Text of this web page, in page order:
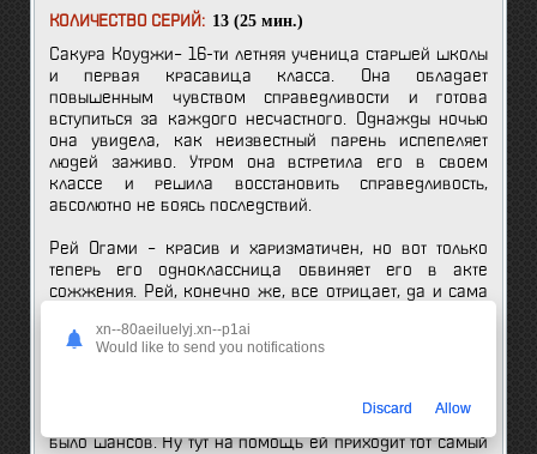
КОЛИЧЕСТВО СЕРИЙ: 13 (25 мин.)
Сакура Коуджи– 16-ти летняя ученица старшей школы
и первая красавица класса. Она обладает
повышенным чувством справедливости и готова
вступиться за каждого несчастного. Однажды ночью
она увидела, как неизвестный парень испепеляет
людей заживо. Утром она встретила его в своем
классе и решила восстановить справедливость,
абсолютно не боясь последствий.
Рей Огами – красив и харизматичен, но вот только
теперь его одноклассница обвиняет его в акте
сожжения. Рей, конечно же, все отрицает, да и сама
доказательствами. В тот же вечер она бросается на
помощь бездомному, на которого напала группа
оказались просто фарсом, так как перед реальной
было шансов. Ну тут на помощь ей приходит тот самый
xn--80aeiluelyj.xn--p1ai
Would like to send you notifications
Discard Allow